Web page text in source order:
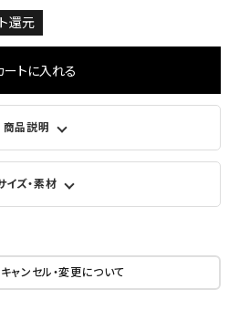
還元
ートに入れる
商品説明
イズ・素材
ャンセル・変更について